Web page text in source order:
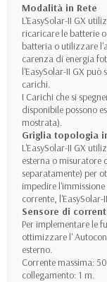
Modalità in Rete
L'EasySolar-II GX
ricaricare le batterie
batteria o utilizzare
carenza di energia
l'EasySolar-II GX
carichi.
I Carichi che si
disponibile possono
mostrata).
Griglia topologia
L'EasySolar-II GX
esterna o
separatamente) per
impedire
corrente,
Sensore di
Per implementare le
ottimizzare l'
esterno.
Corrente massima:
collegamento: 1 m.